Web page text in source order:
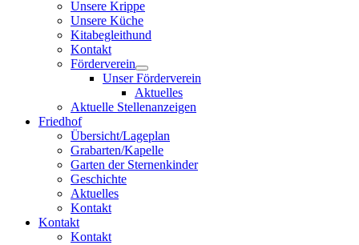
Unsere Krippe
Unsere Küche
Kitabegleithund
Kontakt
Förderverein
Unser Förderverein
Aktuelles
Aktuelle Stellenanzeigen
Friedhof
Übersicht/Lageplan
Grabarten/Kapelle
Garten der Sternenkinder
Geschichte
Aktuelles
Kontakt
Kontakt
Kontakt